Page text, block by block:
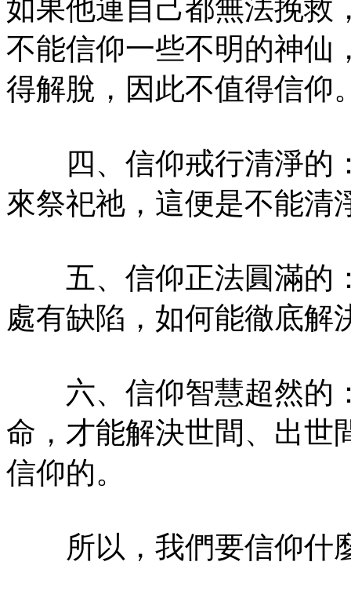
如果他連自己都無法挽救
不能信仰一些不明的神仙
得解脫，因此不值得信仰
四、信仰戒行清淨的
來祭祀祂，這便是不能清
五、信仰正法圓滿的
處有缺陷，如何能徹底解
六、信仰智慧超然的
命，才能解決世間、出世
信仰的。
所以，我們要信仰什